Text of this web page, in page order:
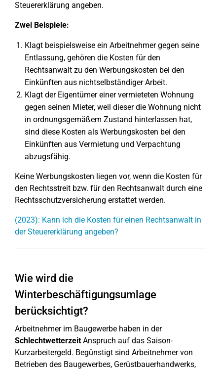
Steuererklärung angeben.
Zwei Beispiele:
Klagt beispielsweise ein Arbeitnehmer gegen seine
Entlassung, gehören die Kosten für den
Rechtsanwalt zu den Werbungskosten bei den
Einkünften aus nichtselbständiger Arbeit.
Klagt der Eigentümer einer vermieteten Wohnung
gegen seinen Mieter, weil dieser die Wohnung nicht
in ordnungsgemäßem Zustand hinterlassen hat,
sind diese Kosten als Werbungskosten bei den
Einkünften aus Vermietung und Verpachtung
abzugsfähig.
Keine Werbungskosten liegen vor, wenn die Kosten für
den Rechtsstreit bzw. für den Rechtsanwalt durch eine
Rechtsschutzversicherung erstattet werden.
(2023): Kann ich die Kosten für einen Rechtsanwalt in
der Steuererklärung angeben?
Wie wird die
Winterbeschäftigungsumlage
berücksichtigt?
Arbeitnehmer im Baugewerbe haben in der
SchlechtwetterzeitAnspruch auf das Saison-
Kurzarbeitergeld. Begünstigt sind Arbeitnehmer von
Betrieben des Baugewerbes, Gerüstbauerhandwerks,